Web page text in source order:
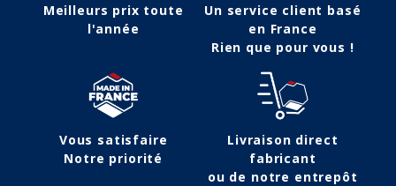
Meilleurs prix toute
l'année
Un service client basé
en France
Rien que pour vous !
Vous satisfaire
Notre priorité
Livraison direct
fabricant
ou de notre entrepôt